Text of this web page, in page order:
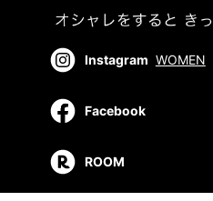
Instagram WOMEN
Facebook
ROOM